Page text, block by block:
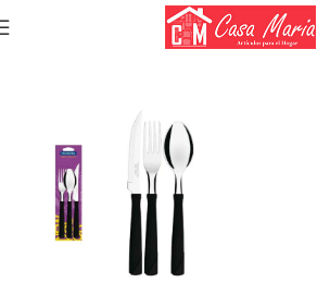
Cuchillería y Cubiertos Cubiertos